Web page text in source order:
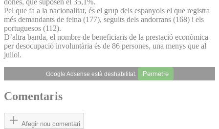
Pel que fa a la nacionalitat, és el grup dels espanyols el que registra
més demandants de feina (177), seguits dels andorrans (168) i els
portuguesos (112).
D’altra banda, el nombre de beneficiaris de la prestació econòmica
per desocupació involuntària és de 86 persones, una menys que al
juliol.
Google Adsense està deshabilitat. Permetre
Comentaris
Afegir nou comentari